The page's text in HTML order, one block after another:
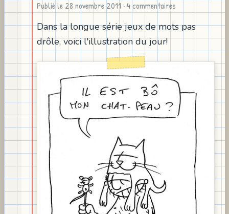
Publié le 28 novembre 2011 · 4 commentaires
Dans la longue série jeux de mots pas
drôle, voici l'illustration du jour!